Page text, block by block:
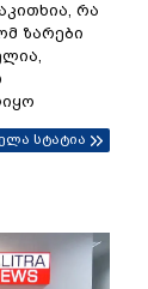
რა
ზარები
სტატია